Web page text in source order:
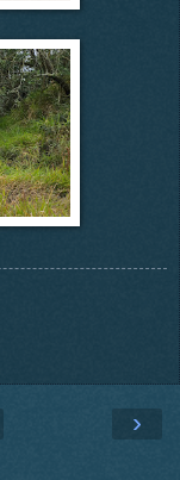
›